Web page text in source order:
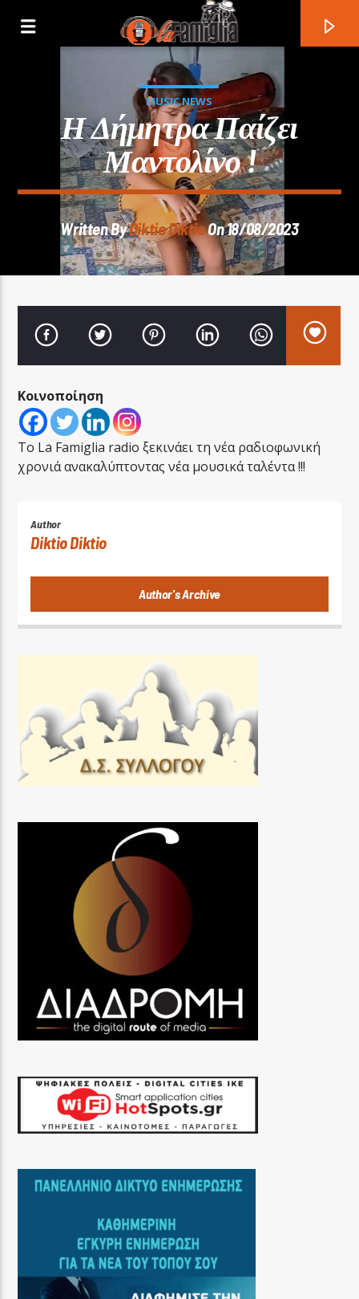
Title
Artist
LA FAMIGLIA RADIO
LA FAMIGLIA ΝΗΣΙΩΤΙΚΑ
MUSIC NEWS
Η Δήμητρα Παίζει
Μαντολίνο !
Written ByDiktio DiktioOn 18/08/2023
Κοινοποίηση
Το La Famiglia radio ξεκινάει τη νέα ραδιοφωνική
χρονιά ανακαλύπτοντας νέα μουσικά ταλέντα !!!
Author
Diktio Diktio
Author's Archive